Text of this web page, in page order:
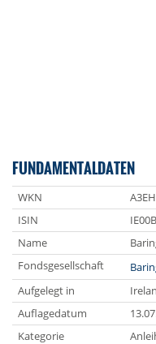
FUNDAMENTALDATEN
WKN
ISIN
Name
Fondsgesellschaft
Aufgelegt in
Auflagedatum
Kategorie